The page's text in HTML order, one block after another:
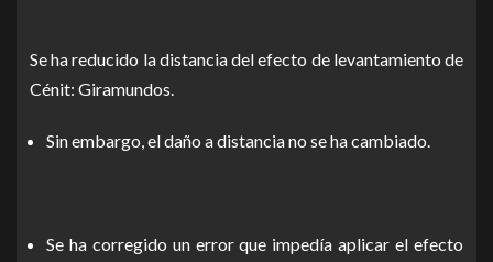
Se ha reducido la distancia del efecto de levantamiento de
Cénit: Giramundos.
Sin embargo, el daño a distancia no se ha cambiado.
Se ha corregido un error que impedía aplicar el efecto